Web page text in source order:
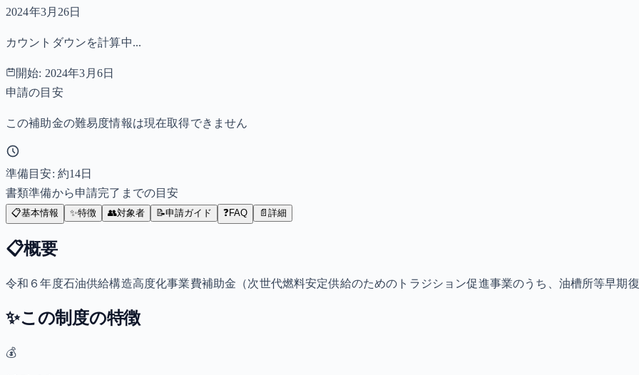
2024年3月26日
カウントダウンを計算中...
開始: 2024年3月6日
申請の目安
この補助金の難易度情報は現在取得できません
準備目安: 約14日
書類準備から申請完了までの目安
📋基本情報 ✨特徴 👥対象者 📝申請ガイド ❓FAQ 📄 詳細
📋概要
令和６年度石油供給構造高度化事業費補助金（次世代燃料安定供給のためのトラジション促進事業のうち、油槽所等早期
✨この制度の特徴
💰